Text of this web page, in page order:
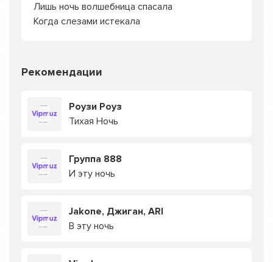
Лишь ночь волшебница спасала
Когда слезами истекала
Рекомендации
Роузи Роуз
Тихая Ночь
Группа 888
И эту ночь
Jakone, Джиган, ARI
В эту ночь